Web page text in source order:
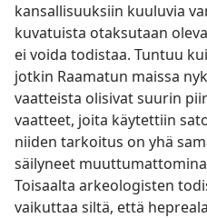
kansallisuuksiin kuuluvia
kuvatuista otaksutaan
ei voida todistaa. Tuntuu
jotkin Raamatun maissa
vaatteista olisivat suurin
vaatteet, joita käytettiin
niiden tarkoitus on yhä
säilyneet
Toisaalta arkeologisten
vaikuttaa siltä, että